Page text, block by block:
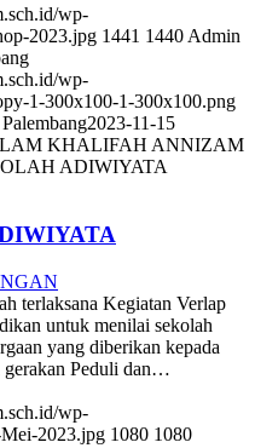
wp-
2023.jpg 1441 1440 Admin
wp-
1-300x100-1-300x100.png
2023-11-15
KHALIFAH ANNIZAM
ADIWIYATA
terlaksana Kegiatan Verlap
untuk menilai sekolah
yang diberikan kepada
gerakan Peduli dan…
wp-
2023.jpg 1080 1080